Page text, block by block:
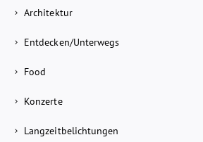
Architektur
Entdecken/Unterwegs
Food
Konzerte
Langzeitbelichtungen